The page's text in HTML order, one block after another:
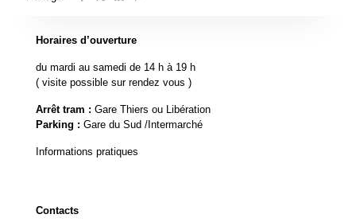
Horaires d’ouverture
du mardi au samedi de 14 h à 19 h
( visite possible sur rendez vous )
Arrêt tram : Gare Thiers ou Libération
Parking : Gare du Sud /Intermarché
Informations pratiques
Contacts